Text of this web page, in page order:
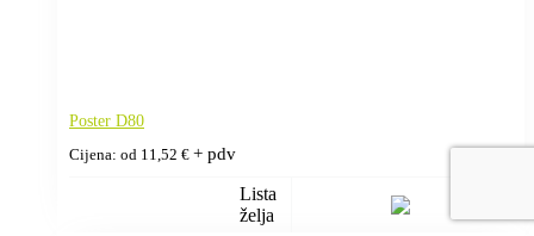
Poster D80
Cijena: od 11,52 € + pdv
Lista
želja